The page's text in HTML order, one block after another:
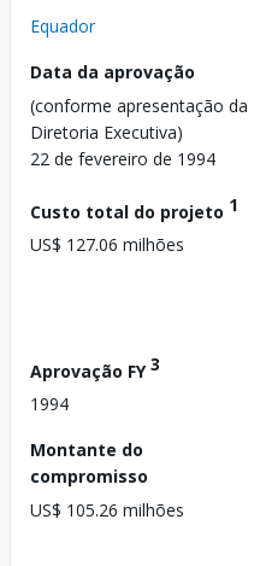
Equador
Data da aprovação
(conforme apresentação da
Diretoria Executiva)
22 de fevereiro de 1994
Custo total do projeto 1
US$ 127.06 milhões
Aprovação FY3
1994
Montante do
compromisso
US$ 105.26 milhões